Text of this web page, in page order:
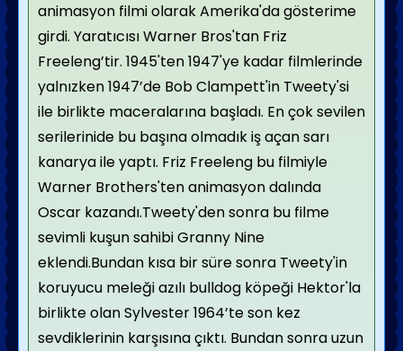
animasyon filmi olarak Amerika'da gösterime
girdi. Yaratıcısı Warner Bros'tan Friz
Freeleng’tir. 1945'ten 1947'ye kadar filmlerinde
yalnızken 1947’de Bob Clampett'in Tweety'si
ile birlikte maceralarına başladı. En çok sevilen
serilerinide bu başına olmadık iş açan sarı
kanarya ile yaptı. Friz Freeleng bu filmiyle
Warner Brothers'ten animasyon dalında
Oscar kazandı.Tweety'den sonra bu filme
sevimli kuşun sahibi Granny Nine
eklendi.Bundan kısa bir süre sonra Tweety'in
koruyucu meleği azılı bulldog köpeği Hektor'la
birlikte olan Sylvester 1964’te son kez
sevdiklerinin karşısına çıktı. Bundan sonra uzun